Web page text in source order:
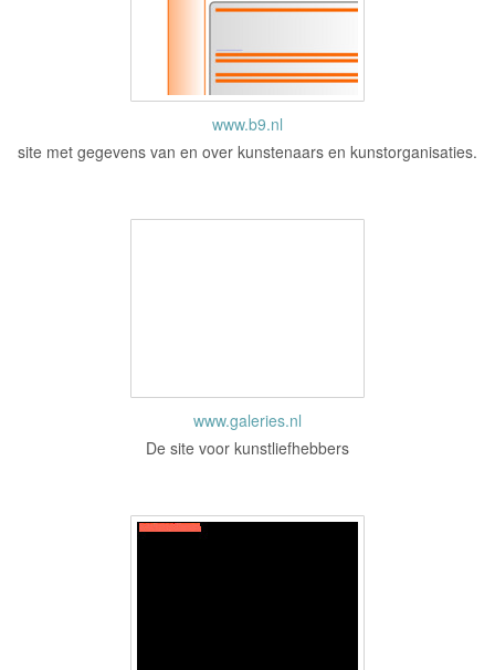
www.b9.nl
site met gegevens van en over kunstenaars en kunstorganisaties.
www.galeries.nl
De site voor kunstliefhebbers